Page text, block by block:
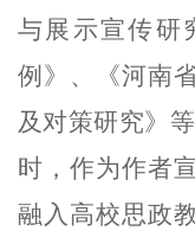
与展示宣传研
例》、《河南
及对策研究》
时，作为作者
融入高校思政